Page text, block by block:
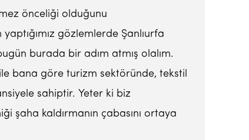
önceliği olduğunu
gözlemlerde Şanlıurfa
burada bir adım atmış olalım.
bana göre turizm sektöründe, tekstil
sahiptir. Yeter ki biz
şaha kaldırmanın çabasını ortaya